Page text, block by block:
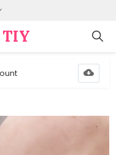
TIY